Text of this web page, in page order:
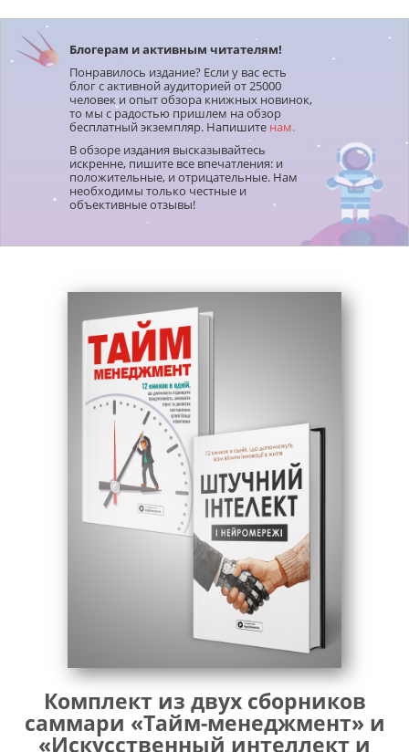
Блогерам и активным читателям!
Понравилось издание? Если у вас есть
блог с активной аудиторией от 25000
человек и опыт обзора книжных новинок,
то мы с радостью пришлем на обзор
бесплатный экземпляр. Напишите нам.
В обзоре издания высказывайтесь
искренне, пишите все впечатления: и
положительные, и отрицательные. Нам
необходимы только честные и
объективные отзывы!
Комплект из двух сборников
саммари «Тайм-менеджмент» и
«Искусственный интеллект и